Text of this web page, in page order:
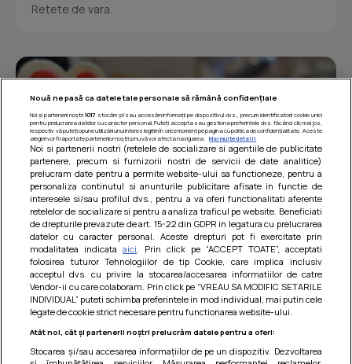
Retete de vara.
Barcute din vinete cu arpagic rosu
Un deliciu usor de preparat!
Nouă ne pasă ca datele tale personale să rămână confidențiale
Noi și partenerii noștri 1017 stocăm și/sau accesăm informații pe dispozitivul dvs., precum identificatorii cookie unici
pentru prelucrarea datelor cu caracter personal. Puteți accepta sau gestiona preferințele dvs. făcând clic mai jos,
respectiv vă puteți opune utilizării unui interes legitim în orice moment pe pagina cu politica de confidențialitate. Aceste
alegeri vor fi raportate partenerilor noștri și nu vă vor afecta navigarea.
Mai multe detalii
Noi si partenerii nostri (retelele de socializare si agentiile de publicitate
partenere, precum si furnizorii nostri de servicii de date analitice)
prelucram date pentru a permite website-ului sa functioneze, pentru a
personaliza continutul si anunturile publicitare afisate in functie de
interesele si/sau profilul dvs., pentru a va oferi functionalitati aferente
retelelor de socializare si pentru a analiza traficul pe website. Beneficiati
de drepturile prevazute de art. 15-22 din GDPR in legatura cu prelucrarea
datelor cu caracter personal. Aceste drepturi pot fi exercitate prin
modalitatea indicataaici . Prin click pe “ACCEPT TOATE”, acceptati
folosirea tuturor Tehnologiilor de tip Cookie, care implica inclusiv
acceptul dvs. cu privire la stocarea/accesarea informatiilor de catre
Vendor-ii cu care colaboram. Prin click pe “VREAU SA MODIFIC SETARILE
INDIVIDUAL” puteti schimba preferintele in mod individual, mai putin cele
legate de cookie strict necesare pentru functionarea website-ului.
Atât noi, cât și partenerii noștri prelucrăm datele pentru a oferi:
Stocarea și/sau accesarea informațiilor de pe un dispozitiv. Dezvoltarea